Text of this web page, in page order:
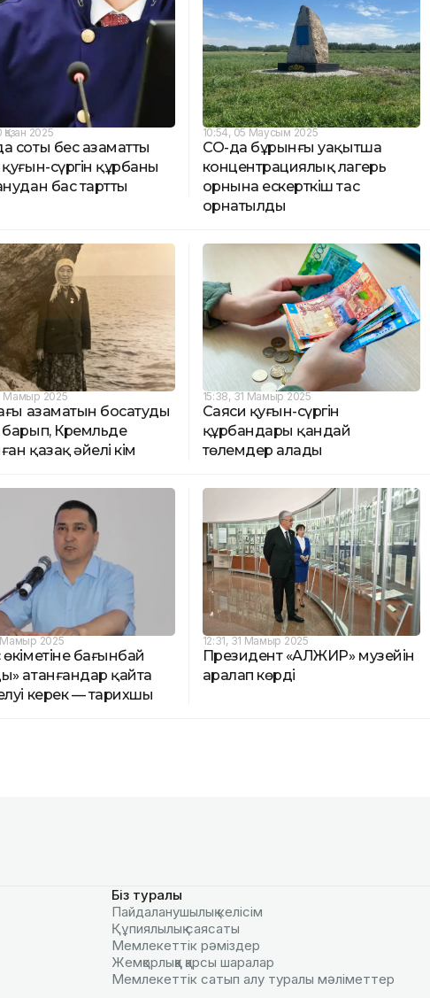
2025
соты бес азаматты
сүргін құрбаны
бас тартты
10:54, 05 Маусым 2025
СҚО-да бұрынғы уақытша
концентрациялық лагерь
орнына ескерткіш тас
орнатылды
Мамыр 2025
азаматын босатуды
барып, Кремльде
қазақ әйелі кім
15:38, 31 Мамыр 2025
Саяси қуғын-сүргін
құрбандары қандай
төлемдер алады
Мамыр 2025
бағынбай
атанғандар қайта
керек — тарихшы
12:31, 31 Мамыр 2025
Президент «АЛЖИР» музейін
аралап көрді
Біз туралы
Пайдаланушылық келiciм
Құпиялылық саясаты
Мемлекеттік рәміздер
Жемқорлыққа қарсы шаралар
Мемлекеттік сатып алу туралы мәлiметтер